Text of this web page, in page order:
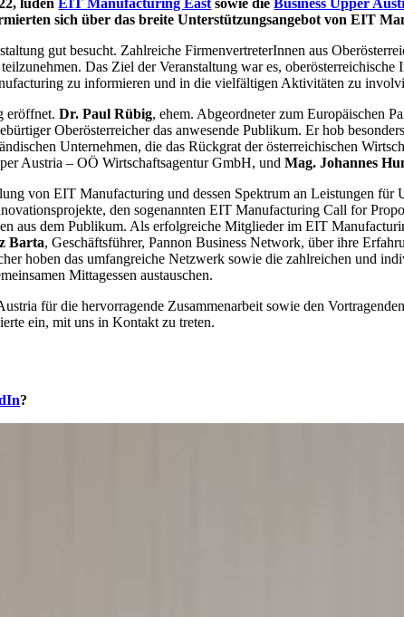
ludenEIT Manufacturing Eastsowie dieBusiness Upper
sich über das breite Unterstützungsangebot von EIT
gut besucht. Zahlreiche FirmenvertreterInnen aus
Das Ziel der Veranstaltung war es,
zu informieren und in die vielfältigen Aktivitäten zu
eröffnet.Dr. Paul Rübig, ehem. Abgeordneter zum Europäischen
Oberösterreicher das anwesende Publikum. Er hob
Unternehmen, die das Rückgrat der österreichischen
Austria – OÖ Wirtschaftsagentur GmbH, undMag. Johannes
von EIT Manufacturing und dessen Spektrum an Leistungen
den sogenannten EIT Manufacturing Call for
aus dem Publikum. Als erfolgreiche Mitglieder im EIT
Barta, Geschäftsführer, Pannon Business Network, über ihre
hoben das umfangreiche Netzwerk sowie die zahlreichen und
Mittagessen austauschen.
für die hervorragende Zusammenarbeit sowie den
ein, mit uns in Kontakt zu treten.
?